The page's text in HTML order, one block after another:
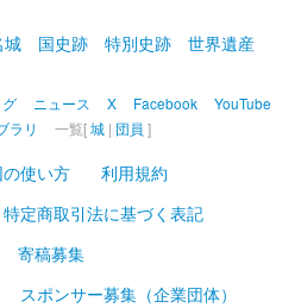
城 国史跡 特別史跡 世界遺産
ニュース X Facebook
YouTube
ラリ 一覧[城 | 団員 ]
使い方
利用規約
特定商取引法に基づく表記
寄稿募集
スポンサー募集（企業団体）